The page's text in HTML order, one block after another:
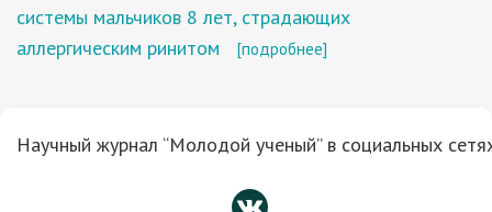
системы мальчиков 8 лет, страдающих
аллергическим ринитом
[подробнее]
Научный журнал “Молодой ученый” в социальных